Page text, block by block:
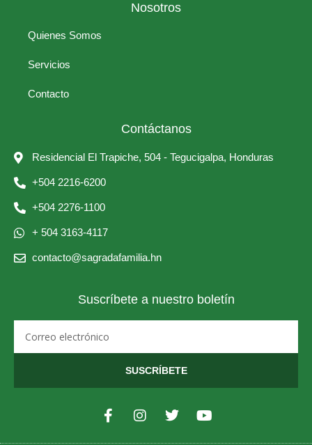
Nosotros
Quienes Somos
Servicios
Contacto
Contáctanos
Residencial El Trapiche, 504 - Tegucigalpa, Honduras
+504 2216-6200
+504 2276-1100
+ 504 3163-4117
contacto@sagradafamilia.hn
Suscríbete a nuestro boletín
SUSCRÍBETE
F
a
I
n
T
w
Y
o